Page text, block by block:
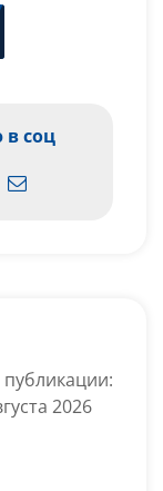
в соц
2026